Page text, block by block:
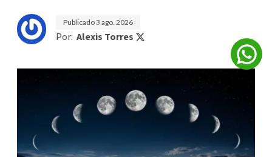
Publicado3 ago. 2026
Por: Alexis Torres